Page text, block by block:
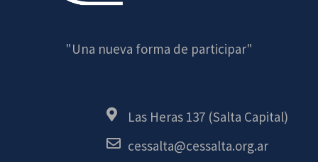
"Una nueva forma de participar"
Las Heras 137 (Salta Capital)
cessalta@cessalta.org.ar